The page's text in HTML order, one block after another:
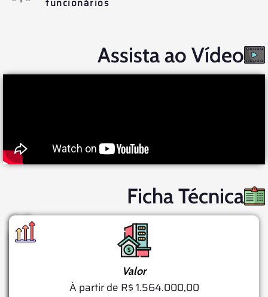
Assista ao Vídeo
Ficha Técnica
Conclusão
Valor
À partir de R$ 1.564.000,00